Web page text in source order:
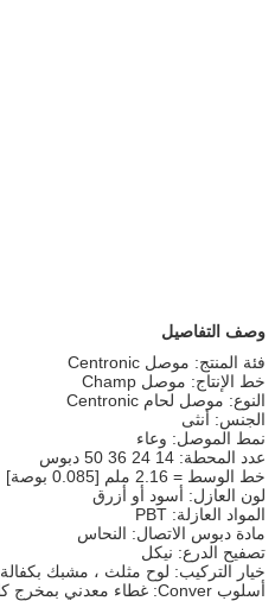
وصف التفاصيل
فئة المنتج: موصل Centronic
خط الإنتاج: موصل Champ
النوع: موصل لحام Centronic
الجنس: أنثى
نمط الموصل: وعاء
عدد المحطة: 14 24 36 50 دبوس
خط الوسط = 2.16 ملم [0.085 بوصة]
لون العازل: أسود أو أزرق
المواد العازلة: PBT
مادة دبوس الاتصال: النحاس
تصفيح الدرع: نيكل
خيار التركيب: لوح مثلث ، مشبك بكفالة
أسلوب Conver: غطاء معدني بمخرج كابل 180 درجة